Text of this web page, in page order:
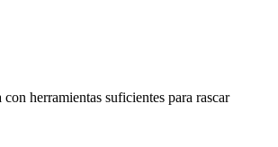
herramientas suficientes para rascar